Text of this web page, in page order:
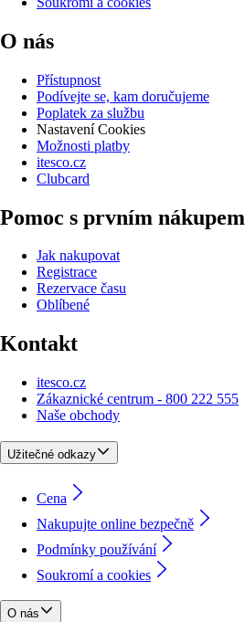
O nás
Přístupnost
Podívejte se, kam doručujeme
Poplatek za službu
Nastavení Cookies
Možnosti platby
itesco.cz
Clubcard
Pomoc s prvním nákupem
Jak nakupovat
Registrace
Rezervace času
Oblíbené
Kontakt
itesco.cz
Zákaznické centrum - 800 222 555
Naše obchody
Užitečné odkazy
Cena
Nakupujte online bezpečně
Podmínky používání
Soukromí a cookies
O nás